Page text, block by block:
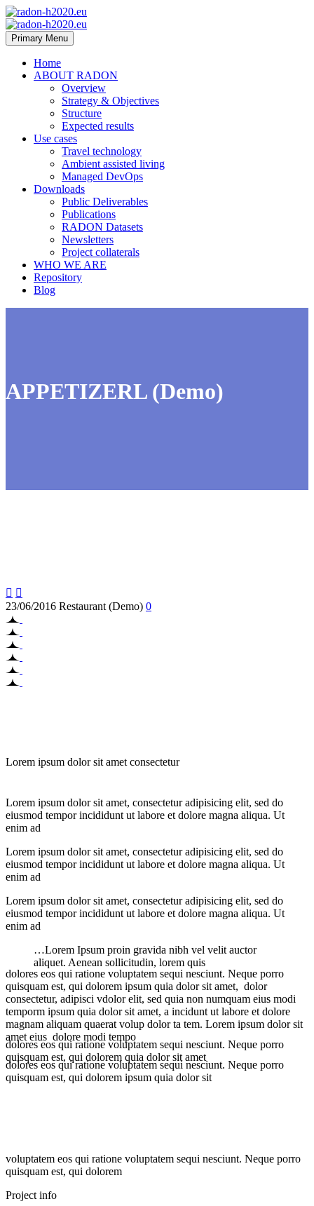
Primary Menu
Home
ABOUT RADON
Overview
Strategy & Objectives
Structure
Expected results
Use cases
Travel technology
Ambient assisted living
Managed DevOps
Downloads
Public Deliverables
Publications
RADON Datasets
Newsletters
Project collaterals
WHO WE ARE
Repository
Blog
APPETIZERL (Demo)
 
23/06/2016 Restaurant (Demo) 0
Lorem ipsum dolor sit amet consectetur
Lorem ipsum dolor sit amet, consectetur adipisicing elit, sed do
eiusmod tempor incididunt ut labore et dolore magna aliqua. Ut
enim ad
Lorem ipsum dolor sit amet, consectetur adipisicing elit, sed do
eiusmod tempor incididunt ut labore et dolore magna aliqua. Ut
enim ad
Lorem ipsum dolor sit amet, consectetur adipisicing elit, sed do
eiusmod tempor incididunt ut labore et dolore magna aliqua. Ut
enim ad
…Lorem Ipsum proin gravida nibh vel velit auctor
aliquet. Aenean sollicitudin, lorem quis
dolores eos qui ratione voluptatem sequi nesciunt. Neque porro
quisquam est, qui dolorem ipsum quia dolor sit amet, dolor
consectetur, adipisci vdolor elit, sed quia non numquam eius modi
temporm ipsum quia dolor sit amet, a incidunt ut labore et dolore
magnam aliquam quaerat volup dolor ta tem. Lorem ipsum dolor sit
amet eius dolore modi tempo
dolores eos qui ratione voluptatem sequi nesciunt. Neque porro
quisquam est, qui dolorem quia dolor sit amet
dolores eos qui ratione voluptatem sequi nesciunt. Neque porro
quisquam est, qui dolorem ipsum quia dolor sit
voluptatem eos qui ratione voluptatem sequi nesciunt. Neque porro
quisquam est, qui dolorem
Project info